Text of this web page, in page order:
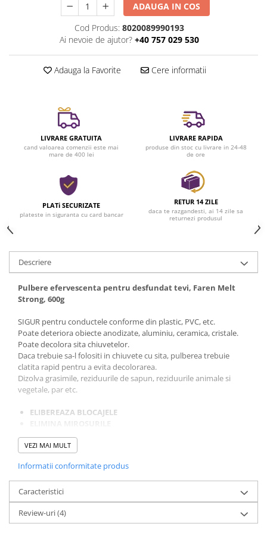
ADAUGA IN COS
Cod Produs: 8020089990193
Ai nevoie de ajutor? +40 757 029 530
Adauga la Favorite Cere informatii
LIVRARE GRATUITA
cand valoarea comenzii este mai
mare de 400 lei
LIVRARE RAPIDA
produse din stoc cu livrare in 24-48
de ore
PLATi SECURIZATE
plateste in siguranta cu card bancar
RETUR 14 ZILE
daca te razgandesti, ai 14 zile sa
returnezi produsul
Descriere
Pulbere efervescenta pentru desfundat tevi, Faren Melt
Strong, 600g
SIGUR pentru conductele conforme din plastic, PVC, etc.
Poate deteriora obiecte anodizate, aluminiu, ceramica, cristale.
Poate decolora sita chiuvetelor.
Daca trebuie sa-l folositi in chiuvete cu sita, pulberea trebuie
clatita rapid pentru a evita decolorarea.
Dizolva grasimile, reziduurile de sapun, reziduurile animale si
vegetale, par etc.
ELIBEREAZA BLOCAJELE
DESFUNDA CONDUCTELE
1. Se toarna apa (de preferinta fierbinte) in canalul de scurgere
care urmeaza a fi tratat
2. Se toarna 100-150gr de MELT STRONG
3. Se lasa sa actioneze 15-30 minute
4. Clatiti cu multa apa (de preferinta fierbinte)
VEZI MAI MULT
Informatii conformitate produs
Caracteristici
Review-uri(4)